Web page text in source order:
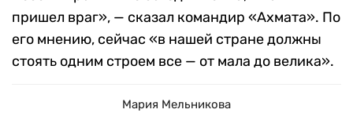
пришел враг», — сказал командир «Ахмата». По
его мнению, сейчас «в нашей стране должны
стоять одним строем все — от мала до велика».
Мария Мельникова